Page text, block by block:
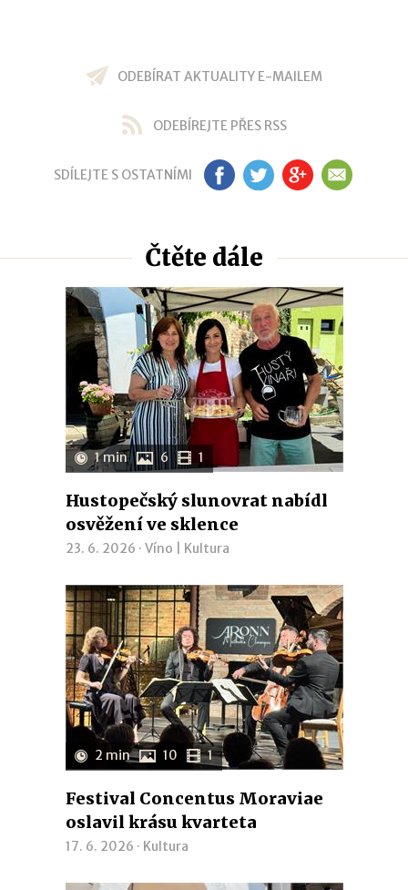
ODEBÍRAT AKTUALITY E-MAILEM
ODEBÍREJTE PŘES RSS
SDÍLEJTE S OSTATNÍMI FB TW GP EM
Čtěte dále
1 min 6 1
Hustopečský slunovrat nabídl
osvěžení ve sklence
23. 6. 2026 · Víno Kultura
2 min 10 1
Festival Concentus Moraviae
oslavil krásu kvarteta
17. 6. 2026 · Kultura